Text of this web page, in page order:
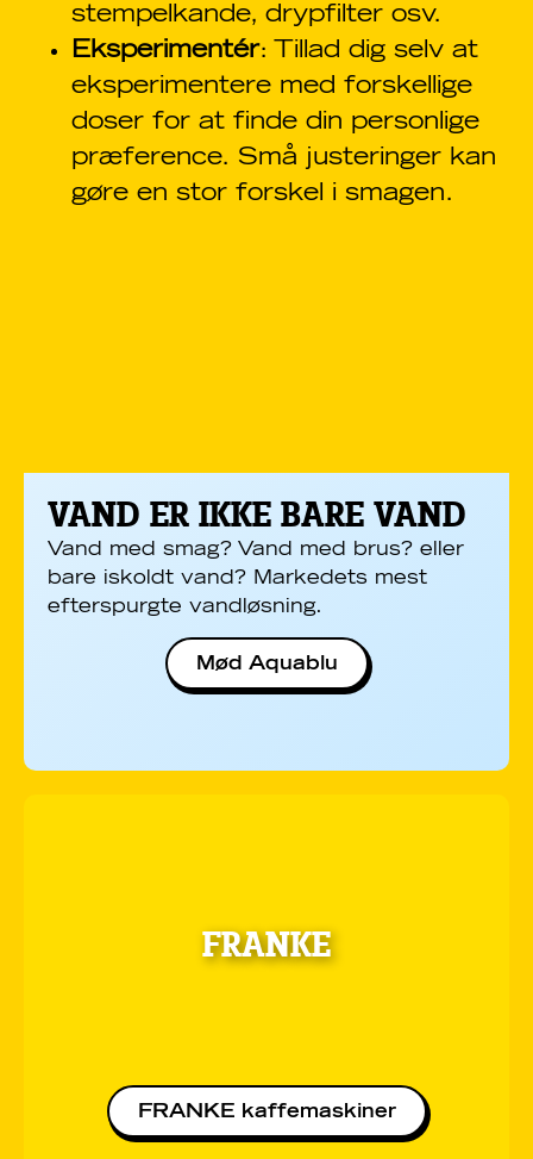
VAND ER IKKE BARE VAND
Vand med smag? Vand med brus? eller
bare iskoldt vand? Markedets mest
efterspurgte vandløsning.
Mød Aquablu
FRANKE
FRANKE kaffemaskiner
stempelkande, drypfilter osv.
Eksperimentér: Tillad dig selv at
eksperimentere med forskellige
doser for at finde din personlige
præference. Små justeringer kan
gøre en stor forskel i smagen.